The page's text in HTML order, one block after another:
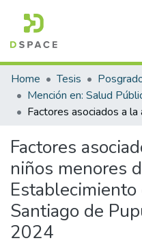
Communities & Collections
All of DSpace
Statistics
Home Tesis
Mención en: Salud
Factores
niños menores
Santiago de
2024